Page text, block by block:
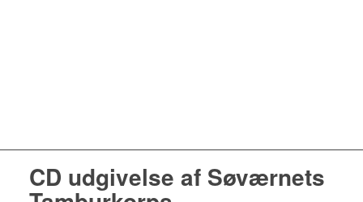
CD udgivelse af Søværnets